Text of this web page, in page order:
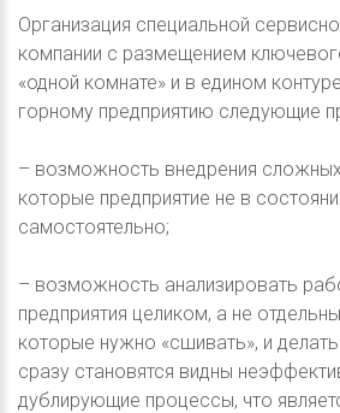
Организация специальной
компании с размещением
«одной комнате» и в едином
горному предприятию следующие
– возможность внедрения
которые предприятие не в
самостоятельно;
– возможность анализировать
предприятия целиком, а не
которые нужно «сшивать», и
сразу становятся видны
дублирующие процессы, что